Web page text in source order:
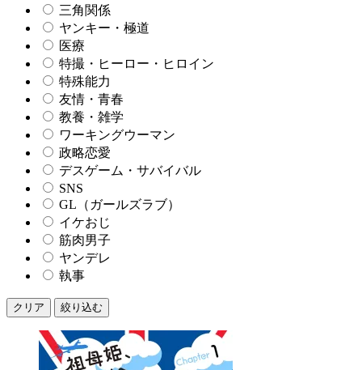
三角関係
ヤンキー・極道
医療
特撮・ヒーロー・ヒロイン
特殊能力
友情・青春
教養・雑学
ワーキングウーマン
政略恋愛
デスゲーム・サバイバル
SNS
GL（ガールズラブ）
イケおじ
筋肉男子
ヤンデレ
執事
クリア 絞り込む